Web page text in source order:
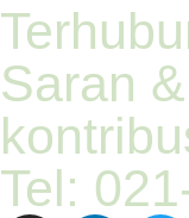
Saran
Tel: